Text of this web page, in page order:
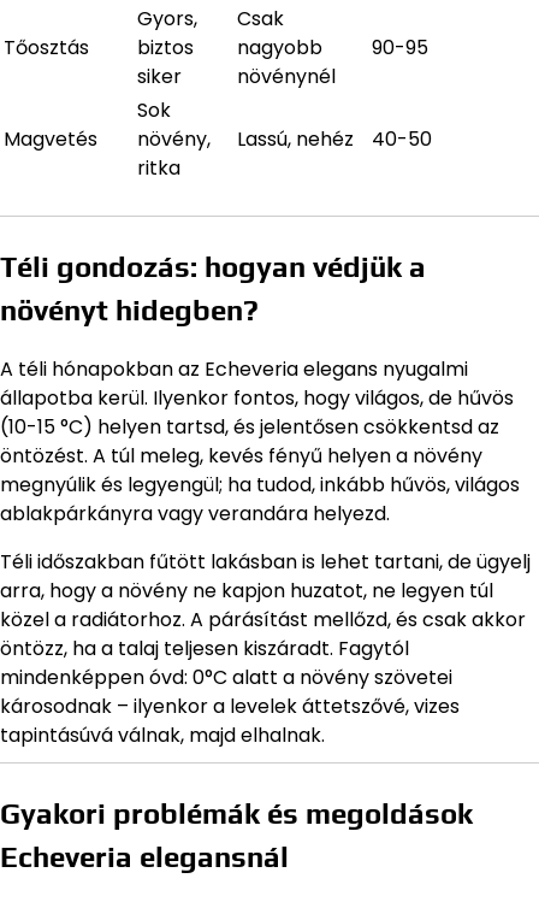
Tőosztás
Gyors,
biztos
siker
Csak
nagyobb
növénynél
90-95
Magvetés
Sok
növény,
ritka
Lassú, nehéz 40-50
Téli gondozás: hogyan védjük a
növényt hidegben?
A téli hónapokban az Echeveria elegans nyugalmi
állapotba kerül. Ilyenkor fontos, hogy világos, de hűvös
(10-15 °C) helyen tartsd, és jelentősen csökkentsd az
öntözést. A túl meleg, kevés fényű helyen a növény
megnyúlik és legyengül; ha tudod, inkább hűvös, világos
ablakpárkányra vagy verandára helyezd.
Téli időszakban fűtött lakásban is lehet tartani, de ügyelj
arra, hogy a növény ne kapjon huzatot, ne legyen túl
közel a radiátorhoz. A párásítást mellőzd, és csak akkor
öntözz, ha a talaj teljesen kiszáradt. Fagytól
mindenképpen óvd: 0°C alatt a növény szövetei
károsodnak – ilyenkor a levelek áttetszővé, vizes
tapintásúvá válnak, majd elhalnak.
Gyakori problémák és megoldások
Echeveria elegansnál